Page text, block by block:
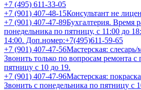
+7 (495) 611-33-05
+7 (901) 407-48-15Консультант не
+7 (901) 407-47-89Бухгалтерия. Время
понедельника по пятницу, с 11:00 до
14:00. Доп.номер:+7(495)611-59-65
+7 (901) 407-47-56Мастерская:
Звонить только по вопросам ремонта с
пятницу с 10 до 19.
+7 (901) 407-47-96Мастерская:
Звонить с понедельника по пятницу с